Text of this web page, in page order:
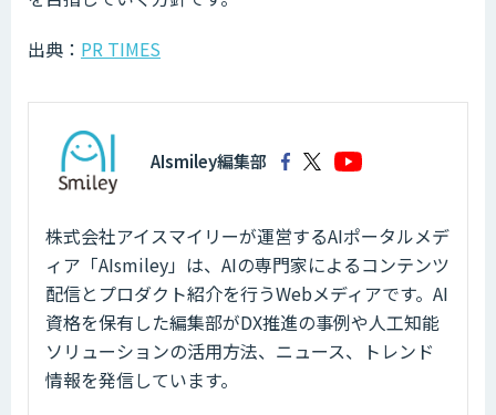
出典： PR TIMES
AIsmiley編集部
株式会社アイスマイリーが運営するAIポータルメデ
ィア「AIsmiley」は、AIの専門家によるコンテンツ
配信とプロダクト紹介を行うWebメディアです。AI
資格を保有した編集部がDX推進の事例や人工知能
ソリューションの活用方法、ニュース、トレンド
情報を発信しています。